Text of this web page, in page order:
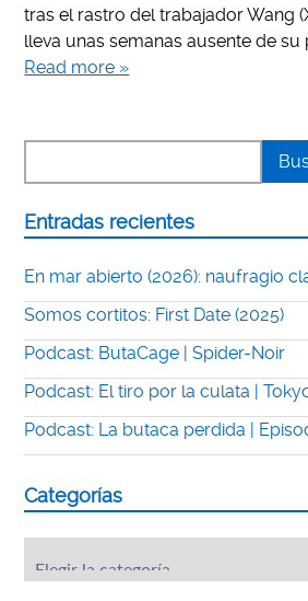
tras el rastro del trabajador Wang
lleva unas semanas ausente de su
Read more »
Entradas recientes
En mar abierto (2026): naufragio
Somos cortitos: First Date (2025)
Podcast: ButaCage | Spider-Noir
Podcast: El tiro por la culata |
Podcast: La butaca perdida |
Categorías